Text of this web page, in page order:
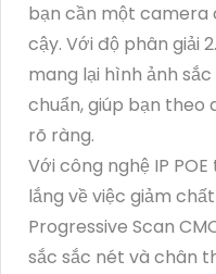
bạn cần một
cậy. Với độ phân giải
mang lại hình ảnh
chuẩn, giúp bạn theo
rõ ràng.
Với công nghệ IP
lắng về việc giảm
Progressive Scan
sắc sắc nét và chân